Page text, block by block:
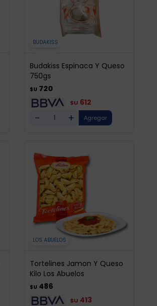
BUDAKISS
Budakiss Espinaca Y Queso
750gs
$U 720
$U 612
- +
LOS ABUELOS
Tortelines Jamon Y Queso
Kilo Los Abuelos
$U 486
$U 413